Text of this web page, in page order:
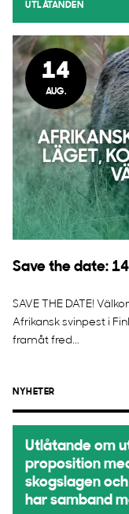
UTLÅTANDEN
14
AUG.
Save the date:
SAVE THE DATE!
Afrikansk svinpest i
framåt fred...
NYHETER
Utlåtande om
proposition
skogslagen
har samband